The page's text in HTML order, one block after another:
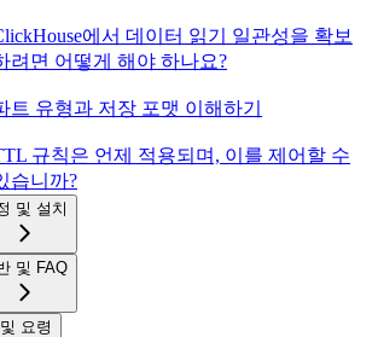
에서 데이터 읽기 일관성을 확보
려면 어떻게 해야 하나요?
트 유형과 저장 포맷 이해하기
규칙은 언제 적용되며, 이를 제어할 수
습니까?
및 설치
및 FAQ
요령